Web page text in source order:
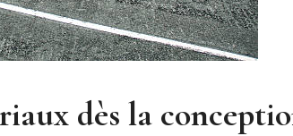
dès la